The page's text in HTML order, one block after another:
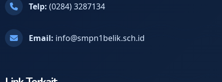
Telp: (0284) 3287134
Email: info@smpn1belik.sch.id